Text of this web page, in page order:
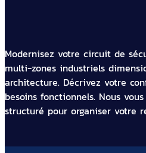
Modernisez votre circuit de
multi-zones industriels
architecture. Décrivez votre
besoins fonctionnels. Nous
structuré pour organiser votre